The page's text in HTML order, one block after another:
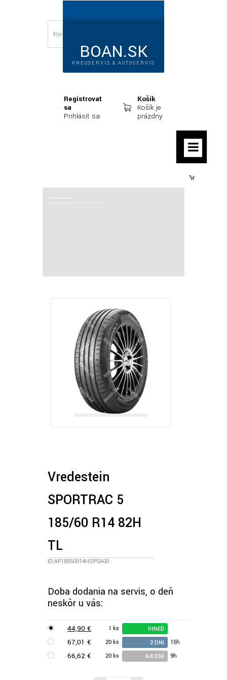
BOAN.SK
PNEUSERVIS & AUTOSERVIS
Registrovať
sa
Prihlásiť sa
Košík
Košík je
prázdny
ContiGarant
Vredestein
SPORTRAC 5
185/60 R14 82H
TL
ID:AP18560014HSP5A00
Doba dodania na servis, o deň
neskôr u vás:
44,90 € 1 ks IHNEĎ
67,01 € 20 ks 2 DNI 15h
66,62 € 20 ks 4-8 DNÍ 9h